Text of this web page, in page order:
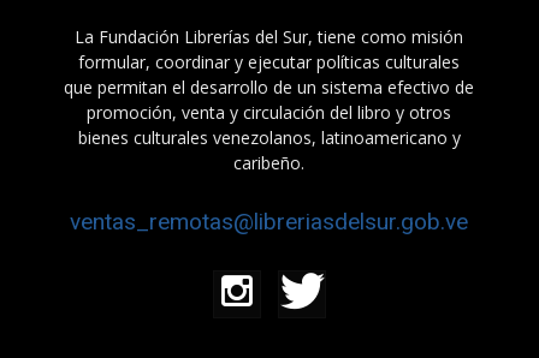
La Fundación Librerías del Sur, tiene como misión
formular, coordinar y ejecutar políticas culturales
que permitan el desarrollo de un sistema efectivo de
promoción, venta y circulación del libro y otros
bienes culturales venezolanos, latinoamericano y
caribeño.
ventas_remotas@libreriasdelsur.gob.ve